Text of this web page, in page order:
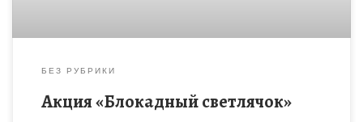
БЕЗ РУБРИКИ
Акция «Блокадный светлячок»